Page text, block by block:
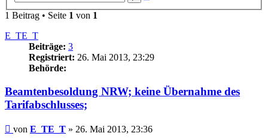
1 Beitrag • Seite 1 von 1
E_TE_T
Beiträge: 3
Registriert: 26. Mai 2013, 23:29
Behörde:
Beamtenbesoldung NRW; keine Übernahme des
Tarifabschlusses;
Beitrag
von E_TE_T » 26. Mai 2013, 23:36